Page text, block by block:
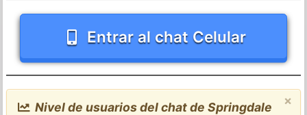
Entrar al chat Celular
×
Nivel de usuarios del chat de Springdale